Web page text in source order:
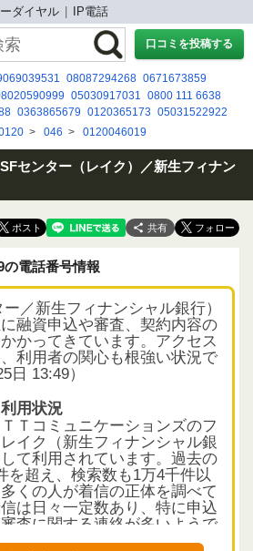
ダイヤル IP電話
口コミを投稿する
08087294268 0671673859
05030917031
0800 111 6638
0363865679 0120365173 05031522922
08080884047 06 7178 2817
0677130838 070 2829 5935
> 046 > 0120046019
センター（レイク）／新生フィナン
共有
の電話番号情報
／新生フィナンシャル銀行）
融資申込や審査、契約内容の
かってきています。アクセス
利用者の関心も根強い状況で
日 13:49）
用状況
Ｔコミュニケーションズのフ
イク（新生フィナンシャル銀
て利用されています。過去の
を超え、検索数も1万4千件以
多くの人が着信の正体を調べて
は日々一定数あり、特に申込
査に関する連絡が多いようで